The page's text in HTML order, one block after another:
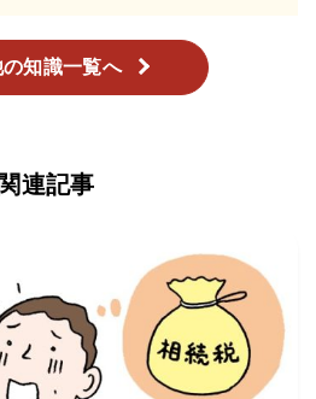
の知識一覧へ
関連記事